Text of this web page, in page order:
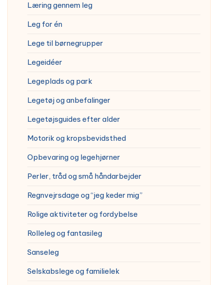
Læring gennem leg
Leg for én
Lege til børnegrupper
Legeidéer
Legeplads og park
Legetøj og anbefalinger
Legetøjsguides efter alder
Motorik og kropsbevidsthed
Opbevaring og legehjørner
Perler, tråd og små håndarbejder
Regnvejrsdage og “jeg keder mig”
Rolige aktiviteter og fordybelse
Rolleleg og fantasileg
Sanseleg
Selskabslege og familielek